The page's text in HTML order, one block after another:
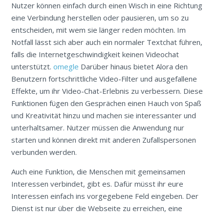
Nutzer können einfach durch einen Wisch in eine Richtung
eine Verbindung herstellen oder pausieren, um so zu
entscheiden, mit wem sie länger reden möchten. Im
Notfall lässt sich aber auch ein normaler Textchat führen,
falls die Internetgeschwindigkeit keinen Videochat
unterstützt. omegle Darüber hinaus bietet Alora den
Benutzern fortschrittliche Video-Filter und ausgefallene
Effekte, um ihr Video-Chat-Erlebnis zu verbessern. Diese
Funktionen fügen den Gesprächen einen Hauch von Spaß
und Kreativität hinzu und machen sie interessanter und
unterhaltsamer. Nutzer müssen die Anwendung nur
starten und können direkt mit anderen Zufallspersonen
verbunden werden.
Auch eine Funktion, die Menschen mit gemeinsamen
Interessen verbindet, gibt es. Dafür müsst ihr eure
Interessen einfach ins vorgegebene Feld eingeben. Der
Dienst ist nur über die Webseite zu erreichen, eine